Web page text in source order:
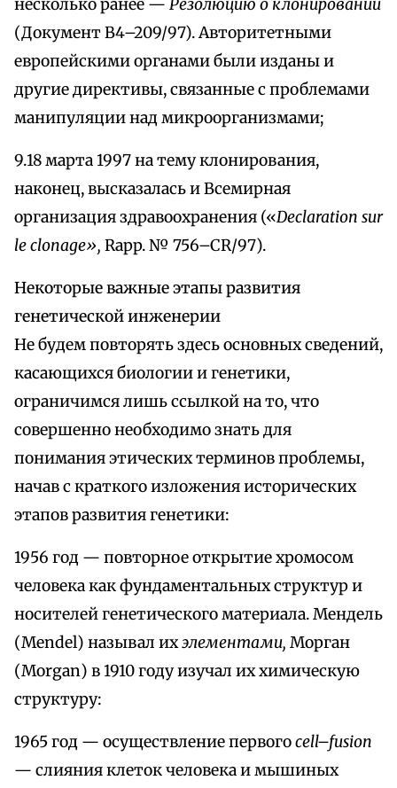
несколько ранее — Резолюцию о клонировании
(Документ В4–209/97). Авторитетными
европейскими органами были изданы и
другие директивы, связанные с проблемами
манипуляции над микроорганизмами;
9.18 марта 1997 на тему клонирования,
наконец, высказалась и Всемирная
организация здравоохранения («Declaration sur
le clonage», Rapp. № 756–CR/97).
Некоторые важные этапы развития
генетической инженерии
Не будем повторять здесь основных сведений,
касающихся биологии и генетики,
ограничимся лишь ссылкой на то, что
совершенно необходимо знать для
понимания этических терминов проблемы,
начав с краткого изложения исторических
этапов развития генетики:
1956 год — повторное открытие хромосом
человека как фундаментальных структур и
носителей генетического материала. Мендель
(Mendel) называл ихэлементами, Морган
(Morgan) в 1910 году изучал их химическую
структуру:
1965 год — осуществление первогоcell–fusion
— слияния клеток человека и мышиных